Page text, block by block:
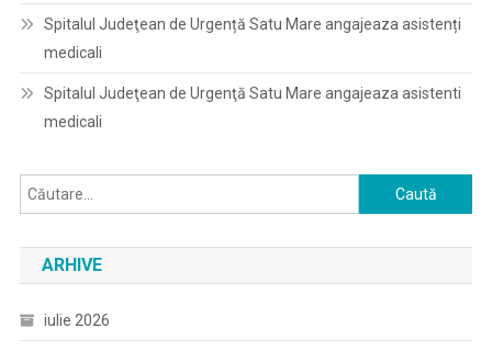
Spitalul Judeţean de Urgență Satu Mare angajeaza asistenți
medicali
Spitalul Judeţean de Urgenţă Satu Mare angajeaza asistenti
medicali
Caută
după:
ARHIVE
iulie 2026